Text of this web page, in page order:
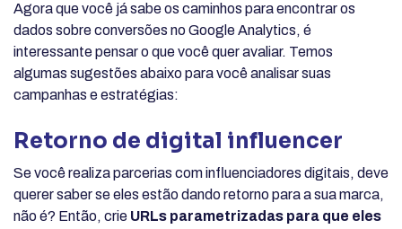
Agora que você já sabe os caminhos para encontrar os
dados sobre conversões no Google Analytics, é
interessante pensar o que você quer avaliar. Temos
algumas sugestões abaixo para você analisar suas
campanhas e estratégias:
Retorno de digital influencer
Se você realiza parcerias com influenciadores digitais, deve
querer saber se eles estão dando retorno para a sua marca,
não é? Então, crie URLs parametrizadas para que eles